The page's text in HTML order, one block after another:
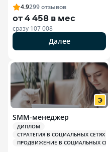
4.9299отзывов
от4 458 в мес
сразу 107 008
Далее
SMM-менеджер
ДИПЛОМ
СТРАТЕГИЯ В СОЦИАЛЬНЫХ СЕТЯХ
ПРОДВИЖЕНИЕ В СОЦИАЛЬНЫХ